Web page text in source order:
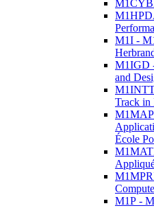
M1I -
M1IGD
and
Track in
M1MAP
École
M1P -